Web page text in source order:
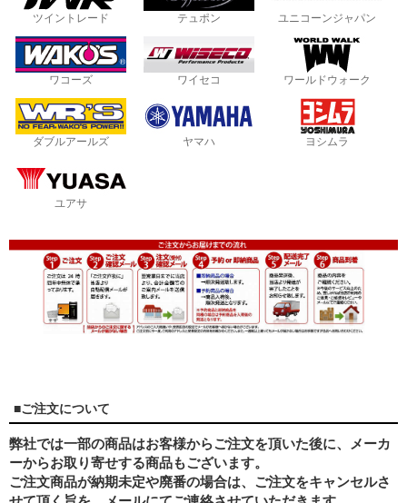
ツイントレード テュポン ユニコーンジャパン
ワコーズ ワイセコ ワールドウォーク
ダブルアールズ ヤマハ ヨシムラ
ユアサ
■ご注文について
弊社では一部の商品はお客様からご注文を頂いた後に、メーカ
ーからお取り寄せする商品もございます。
ご注文商品が納期未定や廃番の場合は、ご注文をキャンセルさ